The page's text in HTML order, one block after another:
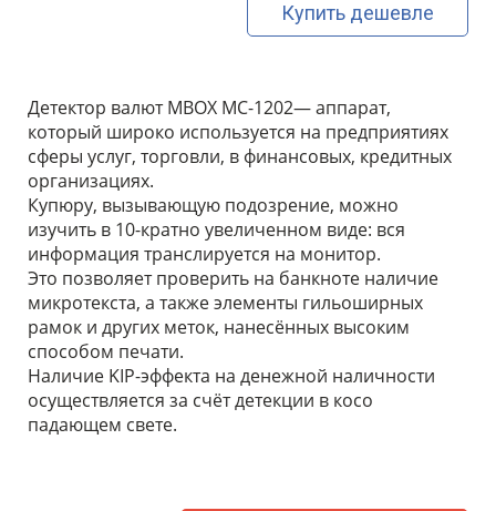
Купить дешевле
Детектор валют MBOX МС-1202— аппарат,
который широко используется на предприятиях
сферы услуг, торговли, в финансовых, кредитных
организациях.
Купюру, вызывающую подозрение, можно
изучить в 10-кратно увеличенном виде: вся
информация транслируется на монитор.
Это позволяет проверить на банкноте наличие
микротекста, а также элементы гильоширных
рамок и других меток, нанесённых высоким
способом печати.
Наличие KIP-эффекта на денежной наличности
осуществляется за счёт детекции в косо
падающем свете.